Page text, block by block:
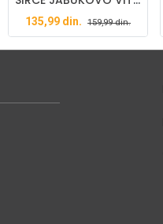
135,99 din. 159,99din.